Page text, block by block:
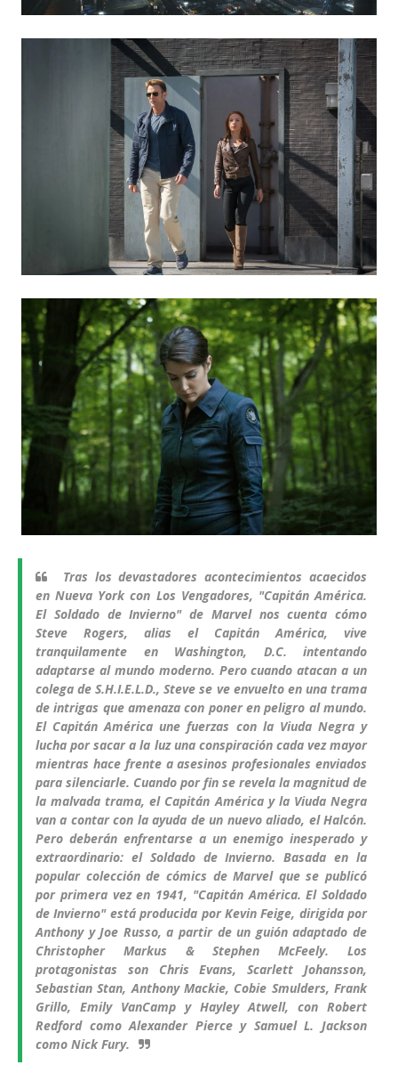
Tras los devastadores acontecimientos acaecidos
en Nueva York con Los Vengadores, "Capitán América.
El Soldado de Invierno" de Marvel nos cuenta cómo
Steve Rogers, alias el Capitán América, vive
tranquilamente en Washington, D.C. intentando
adaptarse al mundo moderno. Pero cuando atacan a un
colega de S.H.I.E.L.D., Steve se ve envuelto en una trama
de intrigas que amenaza con poner en peligro al mundo.
El Capitán América une fuerzas con la Viuda Negra y
lucha por sacar a la luz una conspiración cada vez mayor
mientras hace frente a asesinos profesionales enviados
para silenciarle. Cuando por fin se revela la magnitud de
la malvada trama, el Capitán América y la Viuda Negra
van a contar con la ayuda de un nuevo aliado, el Halcón.
Pero deberán enfrentarse a un enemigo inesperado y
extraordinario: el Soldado de Invierno. Basada en la
popular colección de cómics de Marvel que se publicó
por primera vez en 1941, "Capitán América. El Soldado
de Invierno" está producida por Kevin Feige, dirigida por
Anthony y Joe Russo, a partir de un guión adaptado de
Christopher Markus & Stephen McFeely. Los
protagonistas son Chris Evans, Scarlett Johansson,
Sebastian Stan, Anthony Mackie, Cobie Smulders, Frank
Grillo, Emily VanCamp y Hayley Atwell, con Robert
Redford como Alexander Pierce y Samuel L. Jackson
como Nick Fury.